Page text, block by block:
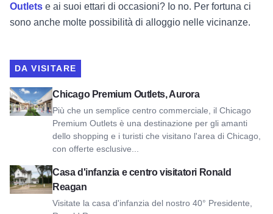
Outlets e ai suoi ettari di occasioni? Io no. Per fortuna ci
sono anche molte possibilità di alloggio nelle vicinanze.
DA VISITARE
Chicago Premium Outlets, Aurora
Più che un semplice centro commerciale, il Chicago
Premium Outlets è una destinazione per gli amanti
dello shopping e i turisti che visitano l'area di Chicago,
con offerte esclusive...
Visualizza i Chicago Premium Outlets, Aurora
Casa d'infanzia e centro visitatori Ronald
Reagan
Visitate la casa d'infanzia del nostro 40° Presidente,
Visualizza la Ronald Reagan Boyhood Home e il Centro